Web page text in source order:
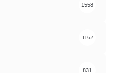
1558
1162
831